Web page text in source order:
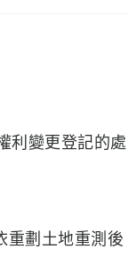
利變更登記的處
重劃土地重測後